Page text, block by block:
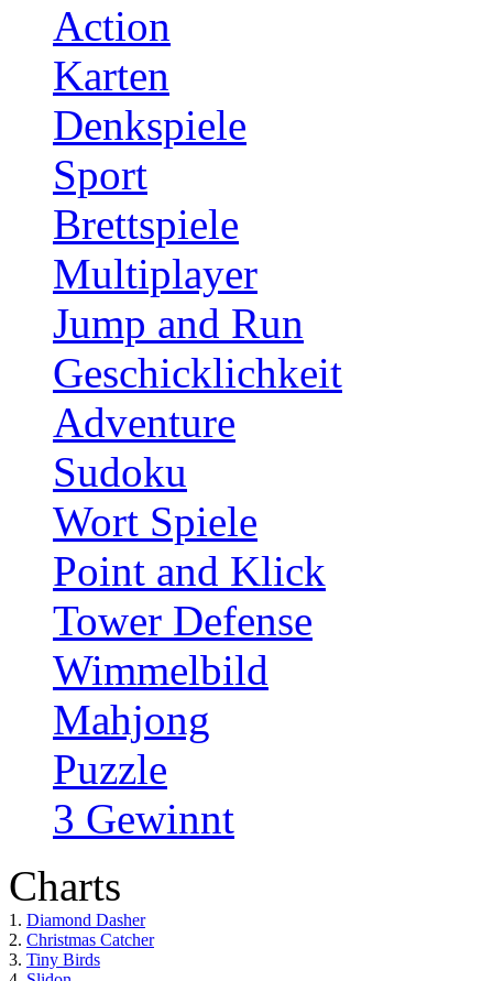
Action
Karten
Denkspiele
Sport
Brettspiele
Multiplayer
Jump and Run
Geschicklichkeit
Adventure
Sudoku
Wort Spiele
Point and Klick
Tower Defense
Wimmelbild
Mahjong
Puzzle
3 Gewinnt
Charts
1. Diamond Dasher
2. Christmas Catcher
3. Tiny Birds